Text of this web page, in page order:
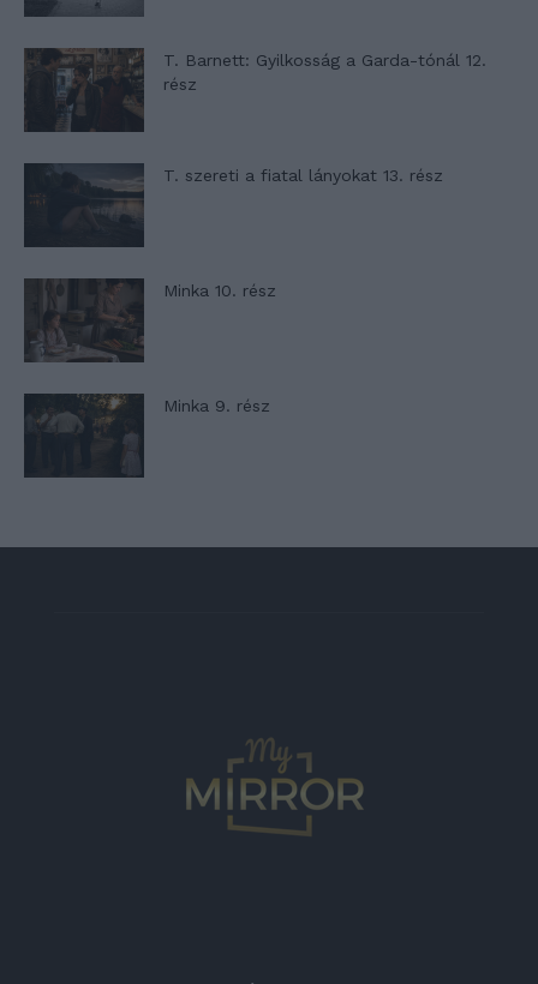
T. Barnett: Gyilkosság a Garda-tónál 12.
rész
T. szereti a fiatal lányokat 13. rész
Minka 10. rész
Minka 9. rész